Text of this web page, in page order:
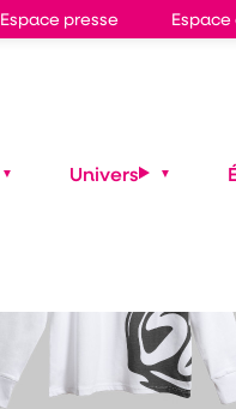
Espace presse
Univers